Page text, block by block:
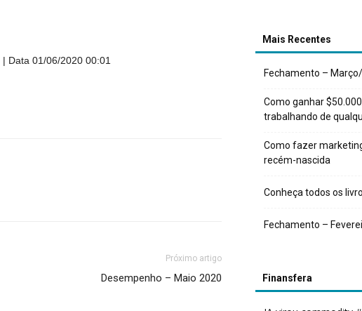
Data 01/06/2020 00:01
Próximo artigo
Desempenho – Maio 2020
Mais Recentes
Fechamento –
Como ganhar
trabalhando de
Como fazer
recém-nascida
Conheça todos os
Fechamento –
Finansfera